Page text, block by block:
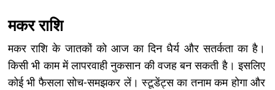
मकर राशि
मकर राशि के जातकों को आज का दिन धैर्य और सतर्कता का है।
किसी भी काम में लापरवाही नुकसान की वजह बन सकती है। इसलिए
कोई भी फैसला सोच-समझकर लें। स्टूडेंट्स का तनाम कम होगा और